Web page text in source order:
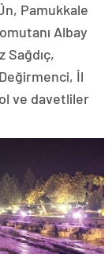
Pamukkale
Albay
Sağdıç,
İl
ve davetliler